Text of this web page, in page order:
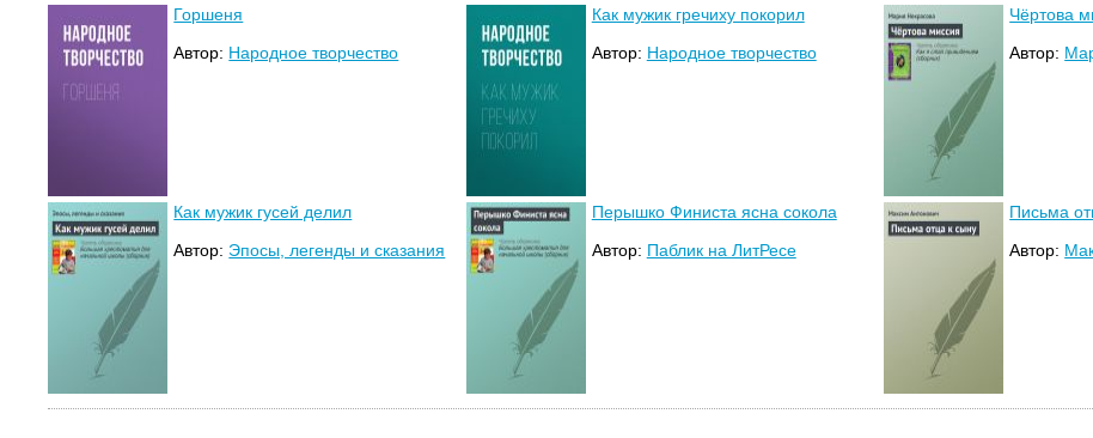
Горшеня
Автор: Народное творчество
Как мужик гречиху покорил
Автор: Народное творчество
Чёртова
Автор:
Как мужик гусей делил
Автор: Эпосы, легенды и сказания
Перышко Финиста ясна сокола
Автор: Паблик на ЛитРесе
Письма
Автор: